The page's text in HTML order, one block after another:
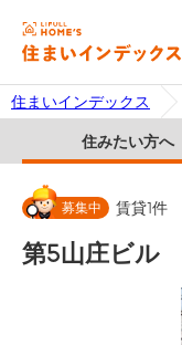
住まいインデックス
住みたい方へ
募集中 賃貸1件
第5山庄ビル